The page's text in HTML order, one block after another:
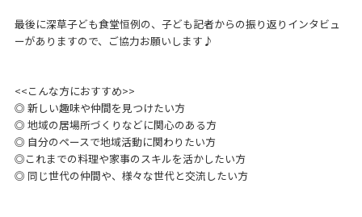
最後に深草子ども食堂恒例の、子ども記者からの振り返りインタビュ
ーがありますので、ご協力お願いします♪
<<こんな方におすすめ>>
◎ 新しい趣味や仲間を見つけたい方
◎ 地域の居場所づくりなどに関心のある方
◎ 自分のペースで地域活動に関わりたい方
◎これまでの料理や家事のスキルを活かしたい方
◎ 同じ世代の仲間や、様々な世代と交流したい方